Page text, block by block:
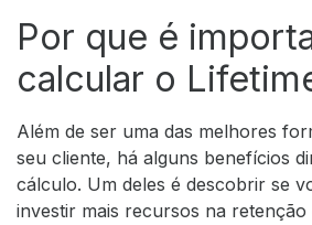
Por que é
calcular o
Além de ser uma das melhores
seu cliente, há alguns benefícios
cálculo. Um deles é descobrir se
investir mais recursos na retenção